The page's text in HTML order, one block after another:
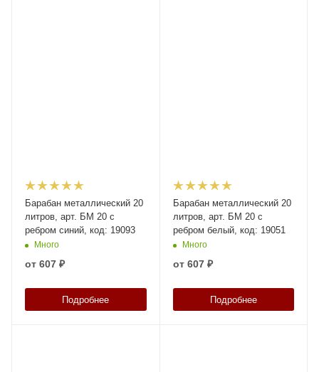
Барабан металлический 20
литров, арт. БМ 20 с
ребром синий, код: 19093
Много
от 607 ₽
Подробнее
Барабан металлический 20
литров, арт. БМ 20 с
ребром белый, код: 19051
Много
от 607 ₽
Подробнее